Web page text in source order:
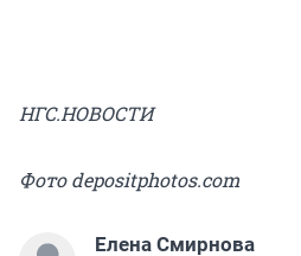
НГС.НОВОСТИ
Фото depositphotos.com
Елена Смирнова